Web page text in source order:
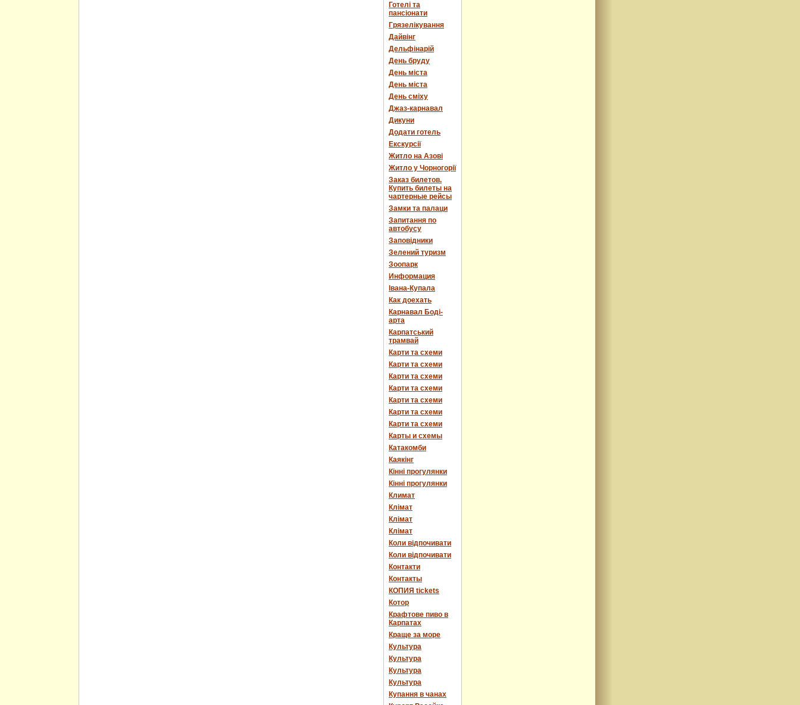
Готелі та
пансіонати
Грязелікування
Дайвінг
Дельфінарій
День бруду
День міста
День міста
День сміху
Джаз-карнавал
Дикуни
Додати готель
Екскурсії
Житло на Азові
Житло у Чорногорії
Заказ билетов.
Купить билеты на
чартерные рейсы
Замки та палаци
Запитання по
автобусу
Заповідники
Зелений туризм
Зоопарк
Информация
Івана-Купала
Как доехать
Карнавал Боді-
арта
Карпатський
трамвай
Карти та схеми
Карти та схеми
Карти та схеми
Карти та схеми
Карти та схеми
Карти та схеми
Карти та схеми
Карты и схемы
Катакомби
Каякінг
Кінні прогулянки
Кінні прогулянки
Климат
Клімат
Клімат
Клімат
Коли відпочивати
Коли відпочивати
Контакти
Контакты
КОПИЯ tickets
Котор
Крафтове пиво в
Карпатах
Краще за море
Культура
Культура
Культура
Культура
Купання в чанах